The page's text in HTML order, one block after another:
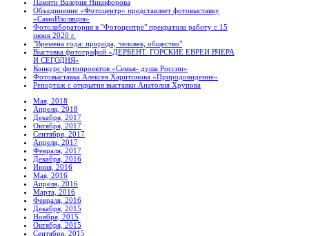
Памяти Валерия Никифорова
Объединение «Фотоцентр» представляет фотовыставку
«СамоИзоляция»
Фотолаборатория в "Фотоцентре" прекратила работу с 15
июня 2020 г.
"Времена года: природа, человек, общество"
Выставка фотографий «ДЕРБЕНТ. ГОРСКИЕ ЕВРЕИ ВЧЕРА
И СЕГОДНЯ»
Конкурс фотопроектов «Семья- душа России»
Фотовыставка Алексея Харитонова «Природовидение»
Репортаж с открытия выставки Анатолия Хрупова
Мая, 2018
Апреля, 2018
Декабря, 2017
Октября, 2017
Сентября, 2017
Апреля, 2017
Февраля, 2017
Декабря, 2016
Июня, 2016
Мая, 2016
Апреля, 2016
Марта, 2016
Февраля, 2016
Декабря, 2015
Ноября, 2015
Октября, 2015
Сентября, 2015